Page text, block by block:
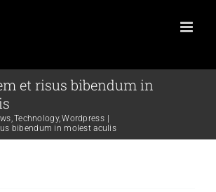
et risus bibendum in
Technology Wordpress
bibendum in molest aculis